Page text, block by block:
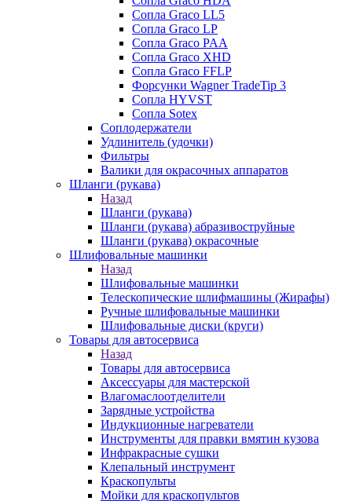
Сопла Graco LL5
Сопла Graco LP
Сопла Graco PAA
Сопла Graco XHD
Сопла Graco FFLP
Форсунки Wagner TradeTip 3
Сопла HYVST
Сопла Sotex
Соплодержатели
Удлинитель (удочки)
Фильтры
Валики для окрасочных аппаратов
Шланги (рукава)
Назад
Шланги (рукава)
Шланги (рукава) абразивоструйные
Шланги (рукава) окрасочные
Шлифовальные машинки
Назад
Шлифовальные машинки
Телескопические шлифмашины (Жирафы)
Ручные шлифовальные машинки
Шлифовальные диски (круги)
Товары для автосервиса
Назад
Товары для автосервиса
Аксессуары для мастерской
Влагомаслоотделители
Зарядные устройства
Индукционные нагреватели
Инструменты для правки вмятин кузова
Инфракрасные сушки
Клепальный инструмент
Краскопульты
Мойки для краскопультов